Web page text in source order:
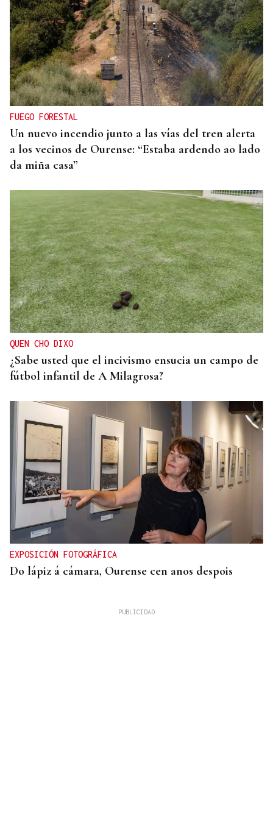
Primera carrera de Ascot
FUEGO FORESTAL
Un nuevo incendio junto a las vías del tren alerta
a los vecinos de Ourense: “Estaba ardendo ao lado
da miña casa”
QUEN CHO DIXO
¿Sabe usted que el incivismo ensucia un campo de
fútbol infantil de A Milagrosa?
EXPOSICIÓN FOTOGRÁFICA
Do lápiz á cámara, Ourense cen anos despois